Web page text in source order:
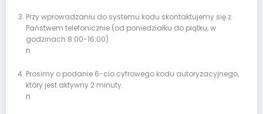
Przy wprowadzaniu do systemu kodu skontaktujemy się z
Państwem telefonicznie (od poniedziałku do piątku, w
godzinach 8:00-16:00)
n
Prosimy o podanie 6-cio cyfrowego kodu autoryzacyjnego,
który jest aktywny 2 minuty.
n